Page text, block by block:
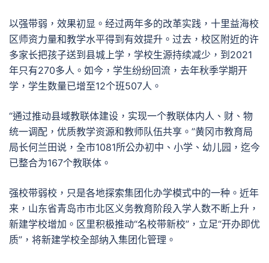
以强带弱，效果初显。经过两年多的改革实践，十里益海校
区师资力量和教学水平得到有效提升。过去，校区附近的许
多家长把孩子送到县城上学，学校生源持续减少，到2021
年只有270多人。如今，学生纷纷回流，去年秋季学期开
学，学生数量已增至12个班507人。
“通过推动县域教联体建设，实现一个教联体内人、财、物
统一调配，优质教学资源和教师队伍共享。”黄冈市教育局
局长何兰田说，全市1081所公办初中、小学、幼儿园，迄今
已整合为167个教联体。
强校带弱校，只是各地探索集团化办学模式中的一种。近年
来，山东省青岛市市北区义务教育阶段入学人数不断上升，
新建学校增加。区里积极推动“名校带新校”，立足“开办即优
质”，将新建学校全部纳入集团化管理。